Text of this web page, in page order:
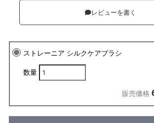
レビューを書く
ストレーニア シルクケアブラシ
数量
販売価格